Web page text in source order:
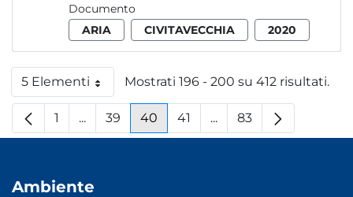
Documento
ARIA
CIVITAVECCHIA 2020
5 ElementiPer paginaMostrati 196 - 200 su 412 risultati.
Pagina
1 ...Pagine intermedie
Pagina
39 Pagina
40 Pagina
41 ...Pagine intermedie
Pagina
83
Ambiente